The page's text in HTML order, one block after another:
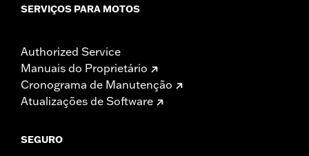
SERVIÇOS PARA MOTOS
Authorized Service
Manuais do Proprietário
Cronograma de Manutenção
Atualizações de Software
SEGURO